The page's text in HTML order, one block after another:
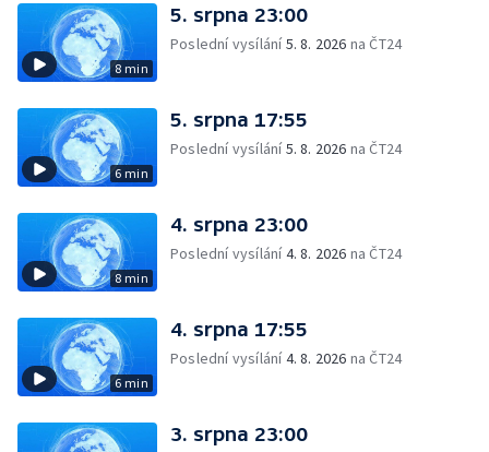
8 min
5. srpna 23:00
Poslední vysílání5. 8. 2026 na ČT24
6 min
5. srpna 17:55
Poslední vysílání5. 8. 2026 na ČT24
8 min
4. srpna 23:00
Poslední vysílání4. 8. 2026 na ČT24
6 min
4. srpna 17:55
Poslední vysílání4. 8. 2026 na ČT24
3. srpna 23:00